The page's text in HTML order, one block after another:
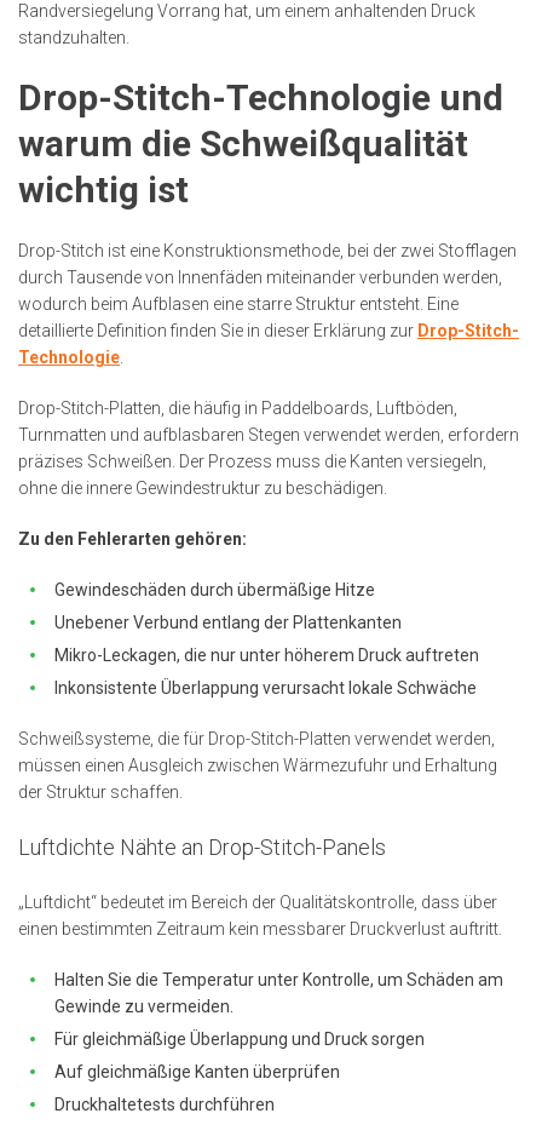
Randversiegelung Vorrang hat, um einem anhaltenden Druck
standzuhalten.
Drop-Stitch-Technologie und
warum die Schweißqualität
wichtig ist
Drop-Stitch ist eine Konstruktionsmethode, bei der zwei Stofflagen
durch Tausende von Innenfäden miteinander verbunden werden,
wodurch beim Aufblasen eine starre Struktur entsteht. Eine
detaillierte Definition finden Sie in dieser Erklärung zur Drop-Stitch-
Technologie
Drop-Stitch-Platten, die häufig in Paddelboards, Luftböden,
Turnmatten und aufblasbaren Stegen verwendet werden, erfordern
präzises Schweißen. Der Prozess muss die Kanten versiegeln,
ohne die innere Gewindestruktur zu beschädigen.
Zu den Fehlerarten gehören:
Gewindeschäden durch übermäßige Hitze
Unebener Verbund entlang der Plattenkanten
Mikro-Leckagen, die nur unter höherem Druck auftreten
Inkonsistente Überlappung verursacht lokale Schwäche
Schweißsysteme, die für Drop-Stitch-Platten verwendet werden,
müssen einen Ausgleich zwischen Wärmezufuhr und Erhaltung
der Struktur schaffen.
Luftdichte Nähte an Drop-Stitch-Panels
„Luftdicht“ bedeutet im Bereich der Qualitätskontrolle, dass über
einen bestimmten Zeitraum kein messbarer Druckverlust auftritt.
Halten Sie die Temperatur unter Kontrolle, um Schäden am
Gewinde zu vermeiden.
Für gleichmäßige Überlappung und Druck sorgen
Auf gleichmäßige Kanten überprüfen
Druckhaltetests durchführen